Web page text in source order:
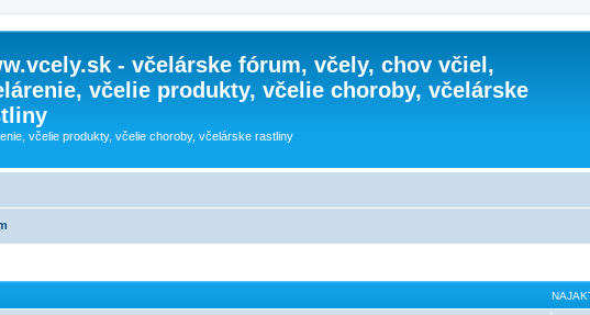
- včelárske fórum, včely, chov včiel,
včelie produkty, včelie choroby, včelárske
včelie produkty, včelie choroby, včelárske rastliny